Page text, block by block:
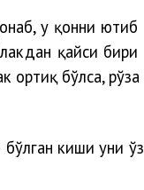
у қонни
қайси
ортиқ бўлса,
киши уни